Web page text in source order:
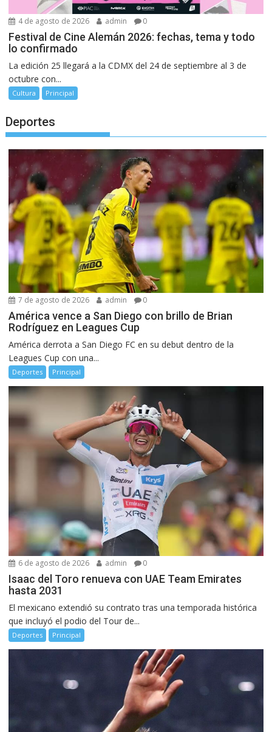
4 de agosto de 2026 admin 0
Festival de Cine Alemán 2026: fechas, tema y todo
lo confirmado
La edición 25 llegará a la CDMX del 24 de septiembre al 3 de
octubre con...
Cultura Principal
Deportes
7 de agosto de 2026 admin 0
América vence a San Diego con brillo de Brian
Rodríguez en Leagues Cup
América derrota a San Diego FC en su debut dentro de la
Leagues Cup con una...
Deportes Principal
6 de agosto de 2026 admin 0
Isaac del Toro renueva con UAE Team Emirates
hasta 2031
El mexicano extendió su contrato tras una temporada histórica
que incluyó el podio del Tour de...
Deportes Principal